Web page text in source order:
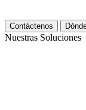
Contáctenos
Nuestras Soluciones